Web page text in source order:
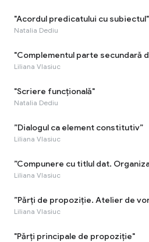
"Acordul predicatului cu subiectul"
Natalia Dediu
"Complementul parte
Liliana Vlasiuc
"Scriere funcțională"
Natalia Dediu
”Dialogul ca element constitutiv”
Liliana Vlasiuc
”Compunere cu titlul dat.
Liliana Vlasiuc
”Părți de propoziție. Atelier de
Liliana Vlasiuc
"Părți principale de propoziție"